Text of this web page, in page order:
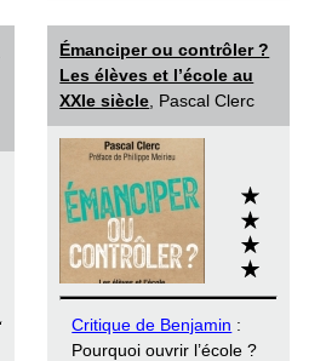
Émanciper ou contrôler ?
Les élèves et l’école au
XXIe siècle , Pascal Clerc
Critique de Benjamin :
Pourquoi ouvrir l’école ?